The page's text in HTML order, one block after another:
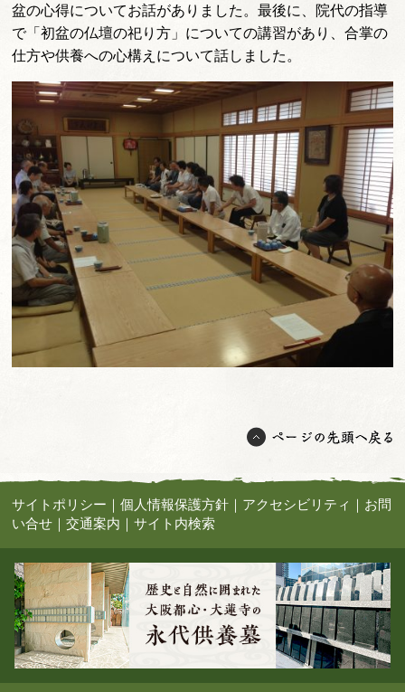
盆の心得についてお話がありました。最後に、院代の指導
で「初盆の仏壇の祀り方」についての講習があり、合掌の
仕方や供養への心構えについて話しました。
サイトポリシー ｜個人情報保護方針 ｜ アクセシビリティ ｜ お問
い合せ ｜交通案内 ｜サイト内検索